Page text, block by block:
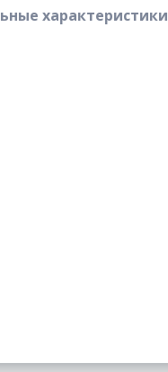
характеристики